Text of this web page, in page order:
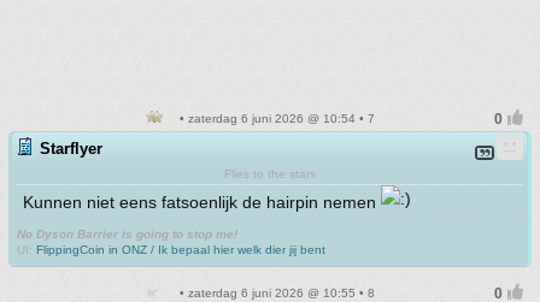
• zaterdag 6 juni 2026 @ 10:54 • 7
Starflyer
Flies to the stars
Kunnen niet eens fatsoenlijk de hairpin nemen
No Dyson Barrier is going to stop me!
UI: FlippingCoin in ONZ / Ik bepaal hier welk dier jij bent
• zaterdag 6 juni 2026 @ 10:55 • 8